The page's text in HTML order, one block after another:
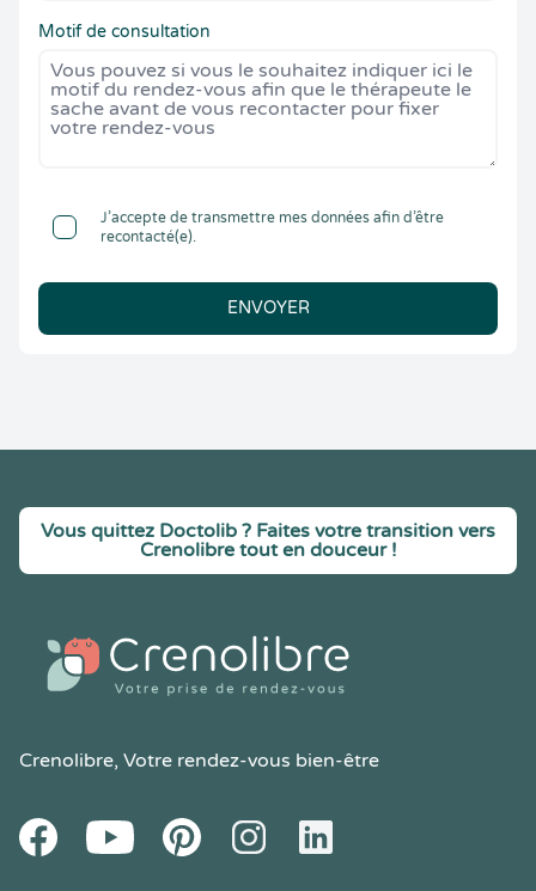
Motif de consultation
J’accepte de transmettre mes données afin d’être
recontacté(e).
ENVOYER
Vous quittez Doctolib ? Faites votre transition vers
Crenolibre tout en douceur !
Crenolibre, Votre rendez-vous bien-être
FacebookYoutube PinteresetInstagramLinkedIn